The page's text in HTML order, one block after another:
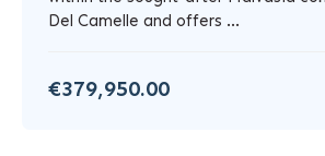
Del Camelle and offers ...
€379,950.00